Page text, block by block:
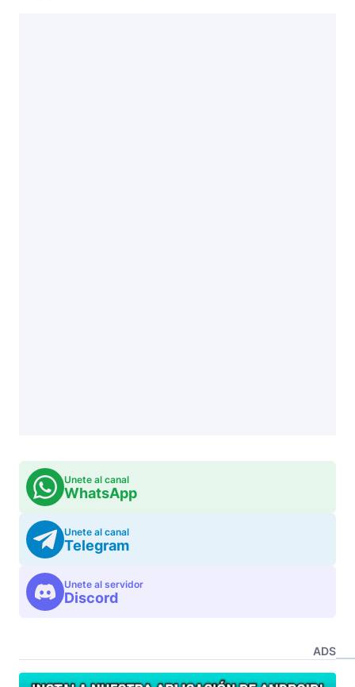
Unete al canal
WhatsApp
Unete al canal
Telegram
Unete al servidor
Discord
ADS